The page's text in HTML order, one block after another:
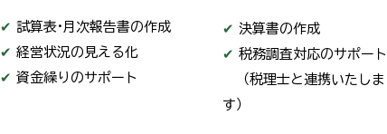
✔ 試算表·月次報告書の作成
✔ 経営状況の見える化
✔ 資金繰りのサポート
✔ 決算書の作成
✔ 税務調査対応のサポート
​ （税理士と連携いたしま
す）